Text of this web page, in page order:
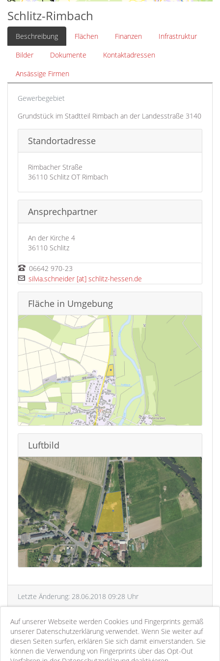
Auf unserer Webseite werden Cookies und Fingerprints gemäß
unserer Datenschutzerklärung verwendet. Wenn Sie weiter auf
diesen Seiten surfen, erklären Sie sich damit einverstanden. Sie
können die Verwendung von Fingerprints über das Opt-Out
Schlitz-Rimbach
Beschreibung Flächen Finanzen
Infrastruktur
Bilder
Dokumente
Kontaktadressen
Ansässige Firmen
Gewerbegebiet
Grundstück im Stadtteil Rimbach an der Landesstraße 3140
Standortadresse
Rimbacher Straße
36110 Schlitz OT Rimbach
Ansprechpartner
An der Kirche 4
36110 Schlitz
Tel
06642 970-23
E-Mail
silvia.schneider [at] schlitz-hessen.de
Fläche in Umgebung
Luftbild
Letzte Änderung: 28.06.2018 09:28 Uhr
PDF-Exposé
zurück